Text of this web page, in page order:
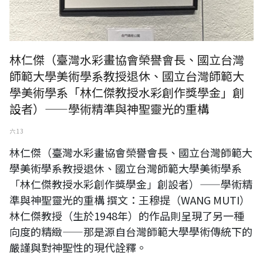
林仁傑（臺灣水彩畫協會榮譽會長、國立台灣
師範大學美術學系教授退休、國立台灣師範大
學美術學系「林仁傑教授水彩創作獎學金」創
設者）——學術精準與神聖靈光的重構
六 13
林仁傑（臺灣水彩畫協會榮譽會長、國立台灣師範大
學美術學系教授退休、國立台灣師範大學美術學系
「林仁傑教授水彩創作獎學金」創設者）——學術精
準與神聖靈光的重構 撰文：王穆提（WANG MUTI）
林仁傑教授（生於1948年）的作品則呈現了另一種
向度的精緻——那是源自台灣師範大學學術傳統下的
嚴謹與對神聖性的現代詮釋。